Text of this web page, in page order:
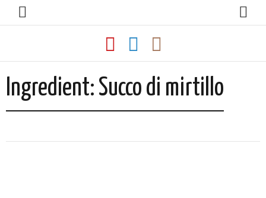
Ingredient: Succo di mirtillo